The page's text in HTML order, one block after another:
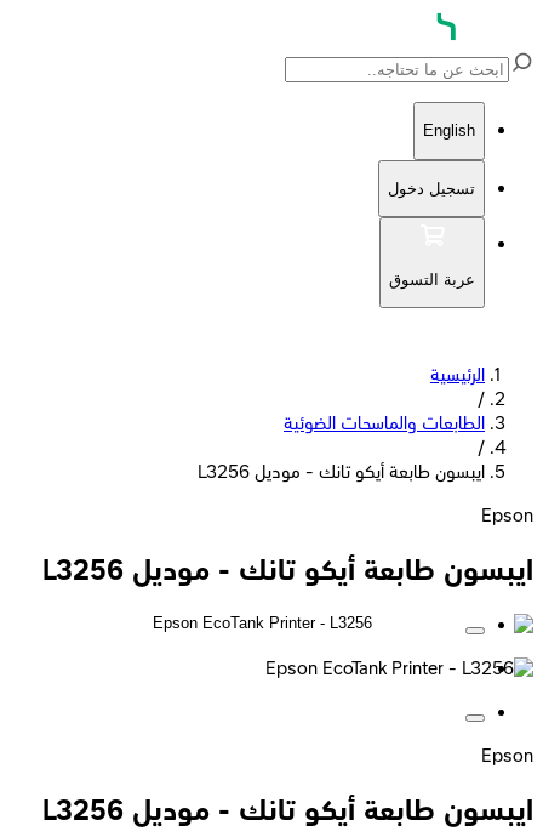
English
تسجيل دخول
عربة التسوق
الرئيسية
/
الطابعات والماسحات الضوئية
/
ايبسون طابعة أيكو تانك - موديل L3256
Epson
ايبسون طابعة أيكو تانك - موديل L3256
Epson
ايبسون طابعة أيكو تانك - موديل L3256